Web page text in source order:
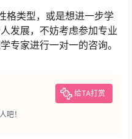
格类型，或是想进一步学
发展，不妨考虑参加专业
专家进行一对一的咨询。
给TA打赏
吧！